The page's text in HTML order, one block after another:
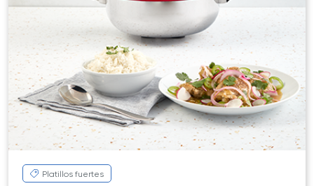
Platillos fuertes